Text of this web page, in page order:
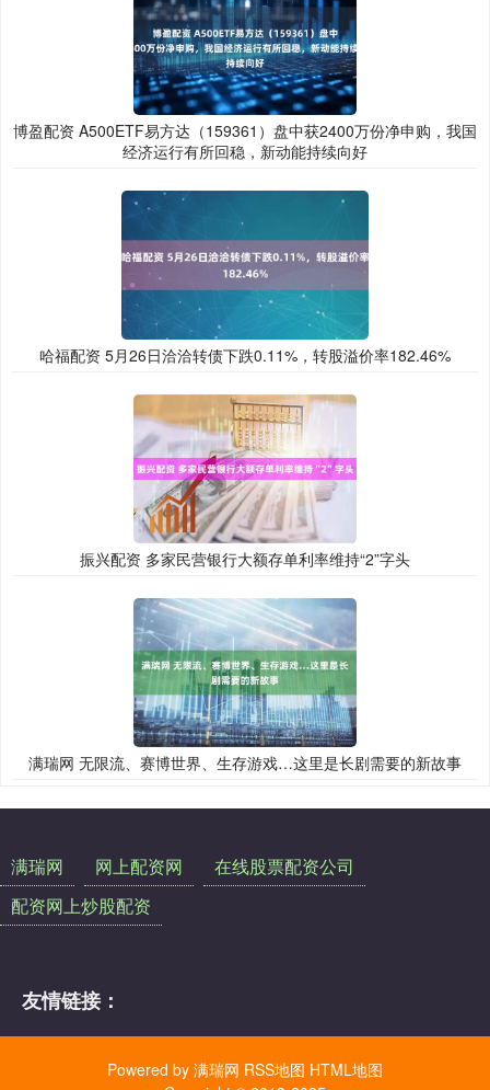
博盈配资 A500ETF易方达（159361）盘中获2400万份净申购，我国
经济运行有所回稳，新动能持续向好
哈福配资 5月26日洽洽转债下跌0.11%，转股溢价率182.46%
振兴配资 多家民营银行大额存单利率维持“2”字头
满瑞网 无限流、赛博世界、生存游戏…这里是长剧需要的新故事
满瑞网 网上配资网
在线股票配资公司
配资网上炒股配资
友情链接：
Powered by 满瑞网 RSS地图 HTML地图